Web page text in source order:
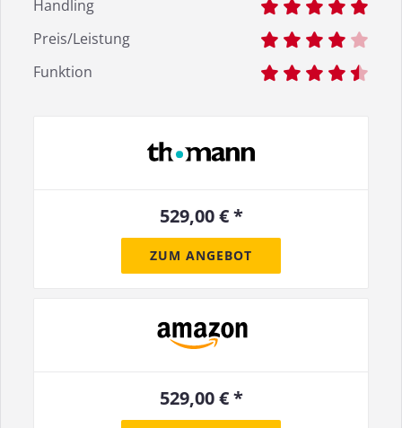
Handling
Preis/Leistung
Funktion
529,00 € *
ZUM ANGEBOT
529,00 € *